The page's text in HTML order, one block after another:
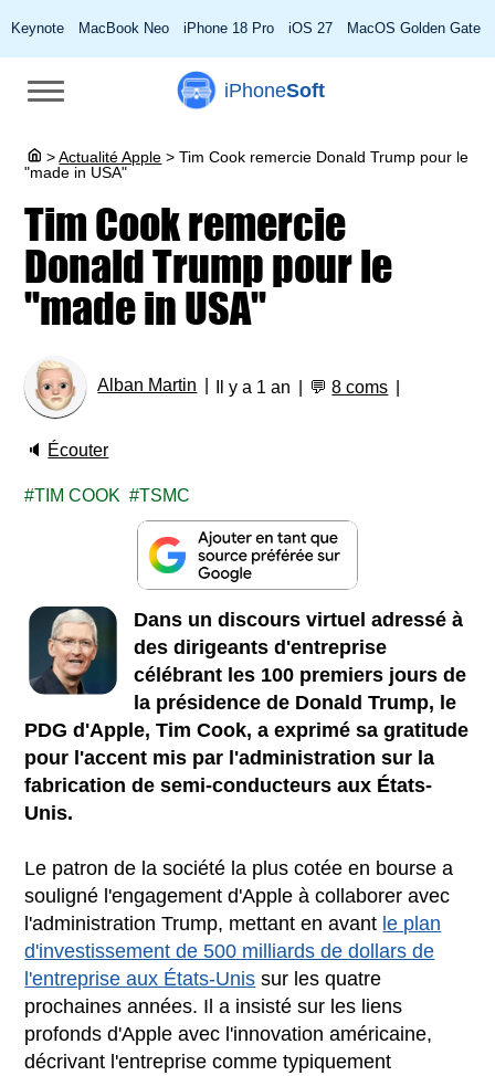
Keynote MacBook Neo iPhone 18 Pro iOS 27 MacOS Golden Gate
iPhoneSoft
> Actualité Apple > Tim Cook remercie Donald Trump pour le
"made in USA"
Tim Cook remercie
Donald Trump pour le
"made in USA"
Alban Martin Il y a 1 an 💬8 coms
🔈 Écouter
TIM COOK TSMC
Dans un discours virtuel adressé à
des dirigeants d'entreprise
célébrant les 100 premiers jours de
la présidence de Donald Trump, le
PDG d'Apple, Tim Cook, a exprimé sa gratitude
pour l'accent mis par l'administration sur la
fabrication de semi-conducteurs aux États-
Unis.
Le patron de la société la plus cotée en bourse a
souligné l'engagement d'Apple à collaborer avec
l'administration Trump, mettant en avant le plan
d'investissement de 500 milliards de dollars de
l'entreprise aux États-Unis sur les quatre
prochaines années. Il a insisté sur les liens
profonds d'Apple avec l'innovation américaine,
décrivant l'entreprise comme typiquement